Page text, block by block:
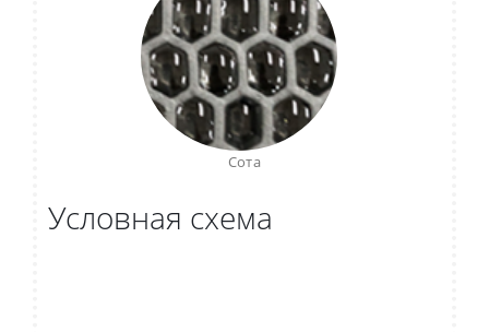
Сота
Условная схема